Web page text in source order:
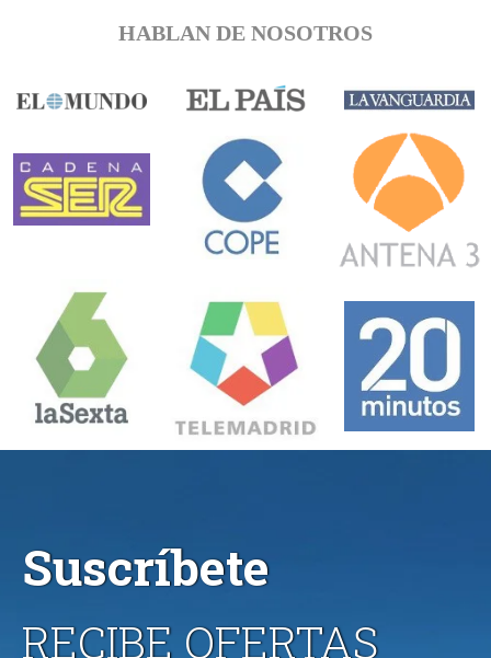
HABLAN DE NOSOTROS
Suscríbete
RECIBE OFERTAS